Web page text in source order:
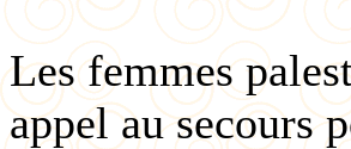
Les femmes
appel au secours